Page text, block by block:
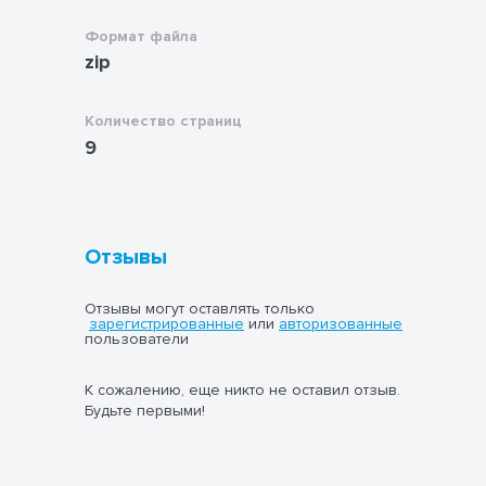
- Побеждает тот, кто правильно составит
больше всего слов и отгадает
у детей внимание, память и творческие
способности, а также знакомит их с
Формат файла
zip
Количество страниц
9
Отзывы
Отзывы могут оставлять только
зарегистрированные или авторизованные
пользователи
К сожалению, еще никто не оставил отзыв.
Будьте первыми!